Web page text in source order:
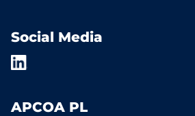
Social Media
APCOA PL